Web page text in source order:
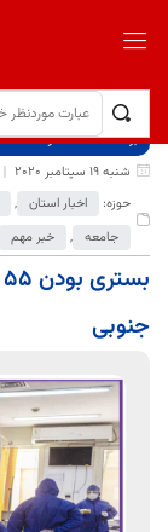
برگ نخست نوشته‌ها
شنبه 19 سپتامبر 2020
حوزه:
اخبار استان ,
جامعه , خبر مهم
جنوبی